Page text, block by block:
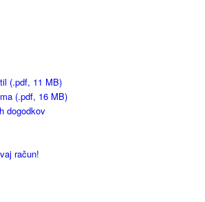
(.pdf, 11 MB)
(.pdf, 16 MB)
dogodkov
račun!